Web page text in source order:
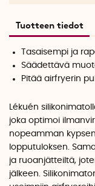
Tuotteen tiedot
Tasaisempi ja
Säädettävä
Pitää airfryerin
Lékuén
joka optimoi
nopeamman
lopputuloksen.
ja ruoanjätteiltä,
jälkeen.